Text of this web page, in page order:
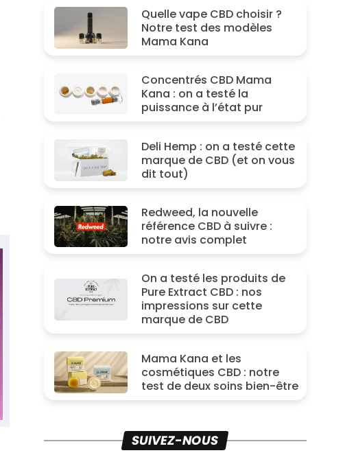
Quelle vape CBD choisir ?
Notre test des modèles
Mama Kana
Concentrés CBD Mama
Kana : on a testé la
puissance à l’état pur
Deli Hemp : on a testé cette
marque de CBD (et on vous
dit tout)
Redweed, la nouvelle
référence CBD à suivre :
notre avis complet
On a testé les produits de
Pure Extract CBD : nos
impressions sur cette
marque de CBD
Mama Kana et les
cosmétiques CBD : notre
test de deux soins bien-être
SUIVEZ-NOUS